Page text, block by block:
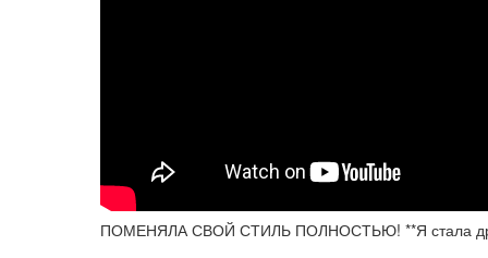
ПОМЕНЯЛА СВОЙ СТИЛЬ ПОЛНОСТЬЮ! **Я стала